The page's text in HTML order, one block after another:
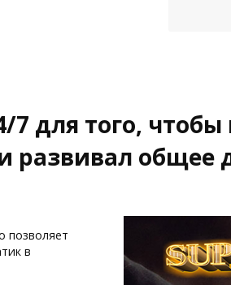
для того,
развивал общее
позволяет
в